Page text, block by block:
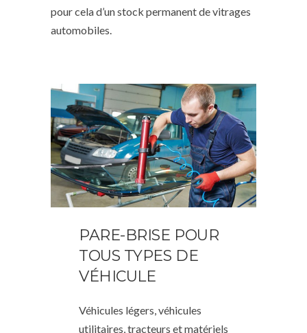
pour cela d’un stock permanent de vitrages
automobiles.
PARE-BRISE POUR
TOUS TYPES DE
VÉHICULE
Véhicules légers, véhicules
utilitaires, tracteurs et matériels